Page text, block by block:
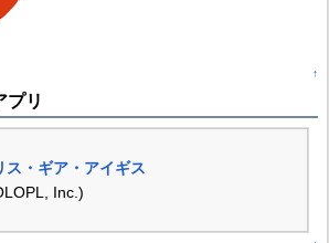
↑
プリ
ス・ギア・アイギス
Inc.)